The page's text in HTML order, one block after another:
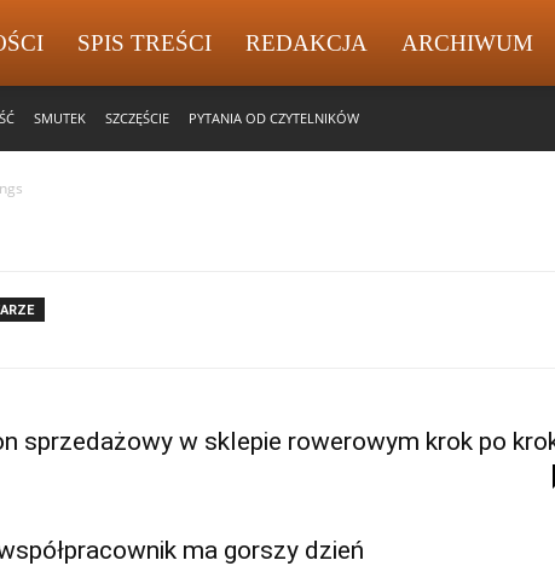
SPIS TREŚCI REDAKCJA ARCHIWUM
SMUTEK SZCZĘŚCIE PYTANIA OD CZYTELNIKÓW
sprzedażowy w sklepie rowerowym krok po
ma gorszy dzień